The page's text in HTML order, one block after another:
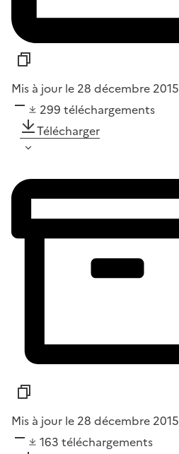
Mis à jour le 28 décembre 2015
299 téléchargements
Télécharger
Mis à jour le 28 décembre 2015
163 téléchargements